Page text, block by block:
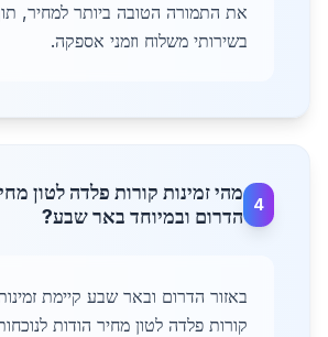
את התמורה הטובה ביותר למחיר,
בשירותי משלוח וזמני אספקה.
4
מהי זמינות קורות פלדה לטון
הדרום ובמיוחד באר שבע?
באזור הדרום ובאר שבע קיימת
קורות פלדה לטון מחיר הודות